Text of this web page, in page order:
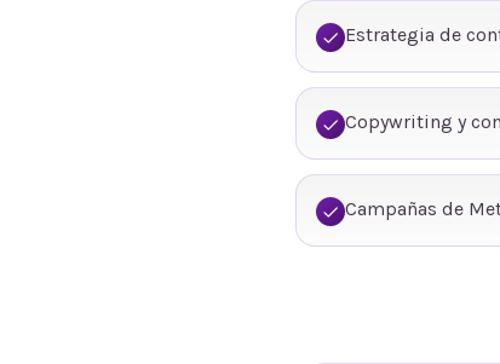
Estrategia de
Copywriting y
Campañas de